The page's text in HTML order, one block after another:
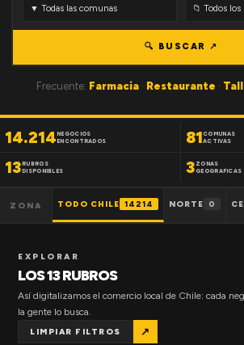
🔍 BUSCAR ↗
Frecuente: Farmacia · Restaurante ·
14.214NEGOCIOS
ENCONTRADOS
81 COMUNAS
ACTIVAS
13RUBROS
DISPONIBLES
3 ZONAS
GEOGRAFICAS
ZONA TODO CHILE 14214 NORTE 0
EXPLORAR
LOS 13 RUBROS
Así digitalizamos el comercio local de Chile: cada
la gente lo busca.
LIMPIAR FILTROS ↗